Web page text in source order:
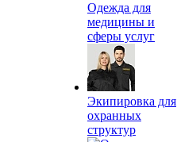
Одежда для
медицины и
сферы услуг
Экипировка для
охранных
структур